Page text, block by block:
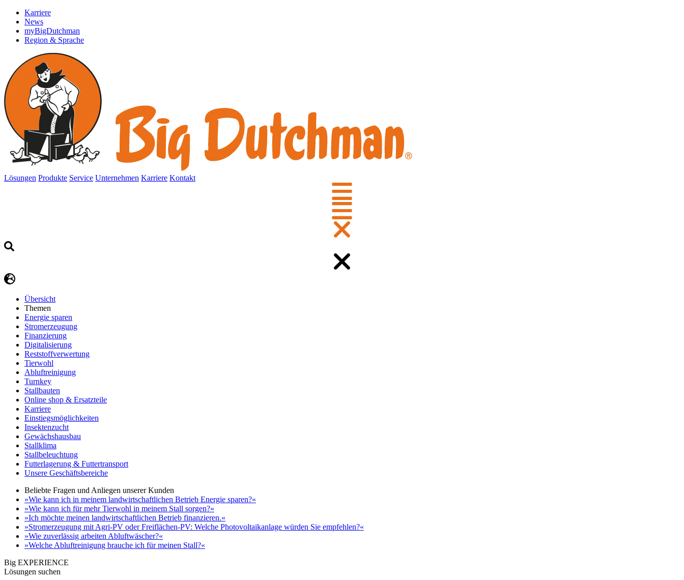
Karriere
News
myBigDutchman
Region & Sprache
Lösungen Produkte Service Unternehmen Karriere Kontakt
Übersicht
Themen
Energie sparen
Stromerzeugung
Finanzierung
Digitalisierung
Reststoffverwertung
Tierwohl
Abluftreinigung
Turnkey
Stallbauten
Online shop & Ersatzteile
Karriere
Einstiegsmöglichkeiten
Insektenzucht
Gewächshausbau
Stallklima
Stallbeleuchtung
Futterlagerung & Futtertransport
Unsere Geschäftsbereiche
Beliebte Fragen und Anliegen unserer Kunden
»Wie kann ich in meinem landwirtschaftlichen Betrieb Energie sparen?«
»Wie kann ich für mehr Tierwohl in meinem Stall sorgen?«
»Ich möchte meinen landwirtschaftlichen Betrieb finanzieren.«
»Stromerzeugung mit Agri-PV oder Freiflächen-PV: Welche Photovoltaikanlage würden Sie empfehlen?«
»Wie zuverlässig arbeiten Abluftwäscher?«
»Welche Abluftreinigung brauche ich für meinen Stall?«
Big EXPERIENCE
Lösungen suchen